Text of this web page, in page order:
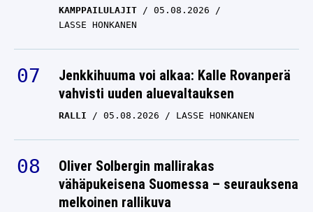
KAMPPAILULAJIT
05.08.2026
LASSE HONKANEN
Jenkkihuuma voi alkaa: Kalle Rovanperä
vahvisti uuden aluevaltauksen
RALLI 05.08.2026 LASSE HONKANEN
Oliver Solbergin mallirakas
vähäpukeisena Suomessa – seurauksena
melkoinen rallikuva